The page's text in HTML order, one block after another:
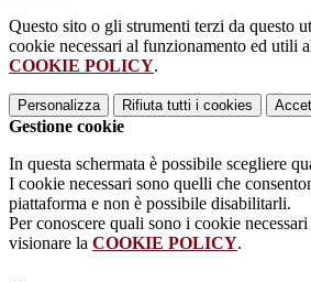
Questo sito o gli strumenti terzi da questo
cookie necessari al funzionamento ed utili
COOKIE POLICY.
Personalizza Rifiuta tutti i cookies
Gestione cookie
In questa schermata è possibile scegliere
I cookie necessari sono quelli che
piattaforma e non è possibile disabilitarli.
Per conoscere quali sono i cookie
visionare la COOKIE POLICY.